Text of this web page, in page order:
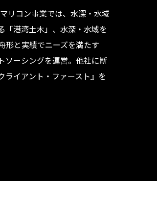
リコン事業では、水深・水域
「港湾土木」、水深・水域を
形と実績でニーズを満たす
ソーシングを運営。他社に断
ライアント・ファースト』を